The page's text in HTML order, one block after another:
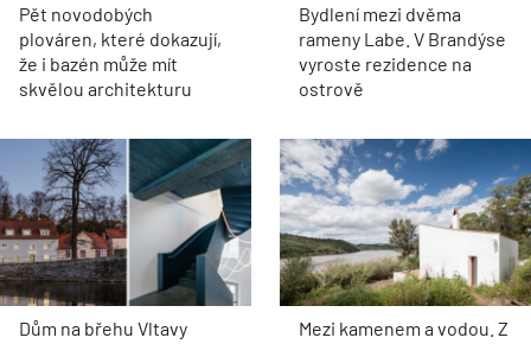
Pět novodobých
plováren, které dokazují,
že i bazén může mít
skvělou architekturu
Bydlení mezi dvěma
rameny Labe. V Brandýse
vyroste rezidence na
ostrově
Dům na břehu Vltavy
Mezi kamenem a vodou. Z